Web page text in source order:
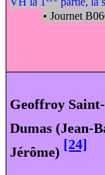
• Journet
Geoffroy
Dumas (Jean-
Jérôme) [24]